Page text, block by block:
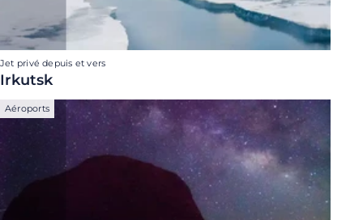
Jet privé depuis et vers
Irkutsk
Aéroports